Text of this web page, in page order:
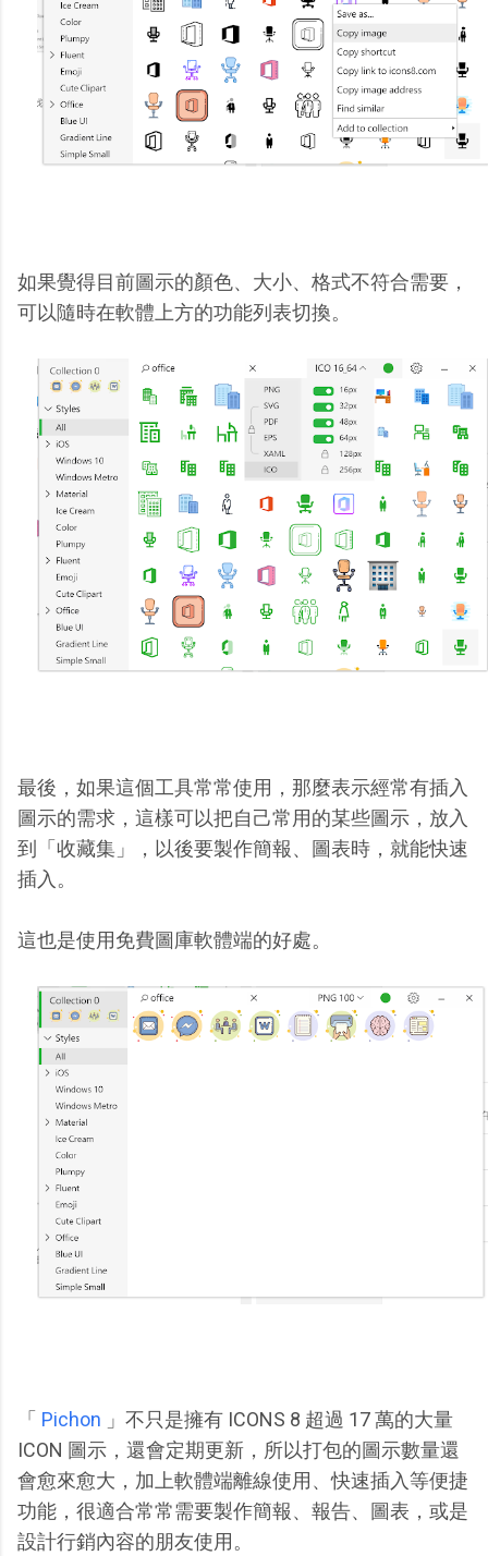
如果覺得目前圖示的顏色、大小、格式不符合需要，
可以隨時在軟體上方的功能列表切換。
最後，如果這個工具常常使用，那麼表示經常有插入
圖示的需求，這樣可以把自己常用的某些圖示，放入
到「收藏集」，以後要製作簡報、圖表時，就能快速
插入。
這也是使用免費圖庫軟體端的好處。
「 Pichon 」不只是擁有 ICONS 8 超過 17 萬的大量
ICON 圖示，還會定期更新，所以打包的圖示數量還
會愈來愈大，加上軟體端離線使用、快速插入等便捷
功能，很適合常常需要製作簡報、報告、圖表，或是
設計行銷內容的朋友使用。